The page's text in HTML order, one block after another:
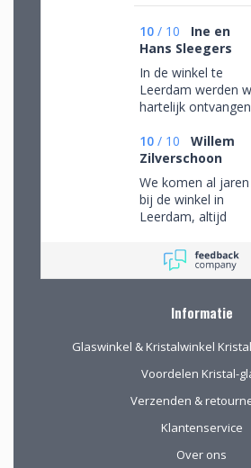
10 / 10
Ine en
Hans Sleegers
In de winkel te
Leerdam werden
hartelijk
rondkijken om alle
aanwezige pracht te
bewonderen en
mede op advies tot
de juiste keuzes te
komen. Omdat we
werd de
kop koffie zeer
10 / 10
Willem
Zilverschoon
We komen al jaren
bij de winkel in
Leerdam, altijd
waar we een aantal
van gekocht hebben.
het eerst via de site
geeft prima
informatie, de
verzending van het
kwetsbare glas is
Informatie
Glaswinkel & Kristalwinkel
Voordelen Kristal-
Verzenden &
Klantenservice
Over ons